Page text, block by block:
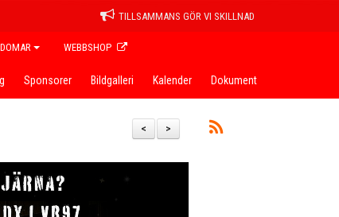
TILLSAMMANS GÖR VI SKILLNAD
WEBBSHOP
Sponsorer Bildgalleri Kalender Dokument
>
<